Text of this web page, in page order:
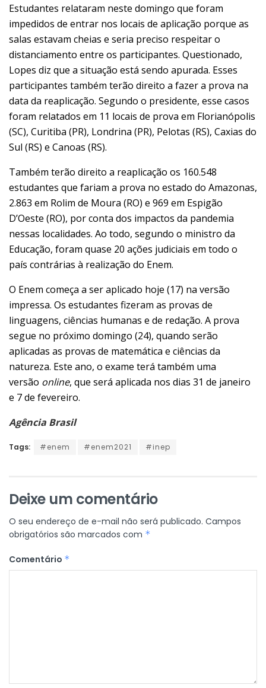
Estudantes relataram neste domingo que foram
impedidos de entrar nos locais de aplicação porque as
salas estavam cheias e seria preciso respeitar o
distanciamento entre os participantes. Questionado,
Lopes diz que a situação está sendo apurada. Esses
participantes também terão direito a fazer a prova na
data da reaplicação. Segundo o presidente, esse casos
foram relatados em 11 locais de prova em Florianópolis
(SC), Curitiba (PR), Londrina (PR), Pelotas (RS), Caxias do
Sul (RS) e Canoas (RS).
Também terão direito a reaplicação os 160.548
estudantes que fariam a prova no estado do Amazonas,
2.863 em Rolim de Moura (RO) e 969 em Espigão
D’Oeste (RO), por conta dos impactos da pandemia
nessas localidades. Ao todo, segundo o ministro da
Educação, foram quase 20 ações judiciais em todo o
país contrárias à realização do Enem.
O Enem começa a ser aplicado hoje (17) na versão
impressa. Os estudantes fizeram as provas de
linguagens, ciências humanas e de redação. A prova
segue no próximo domingo (24), quando serão
aplicadas as provas de matemática e ciências da
natureza. Este ano, o exame terá também uma
versão online, que será aplicada nos dias 31 de janeiro
e 7 de fevereiro.
Agência Brasil
Tags: #enem #enem2021 #inep
Deixe um comentário
O seu endereço de e-mail não será publicado. Campos
obrigatórios são marcados com *
Comentário *